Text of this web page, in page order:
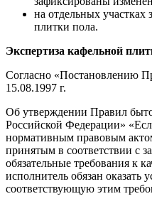
на отдельных участках
плитки пола.
Экспертиза кафельной
Согласно «Постановлению
15.08.1997 г.
Об утверждении Правил
Российской Федерации»
нормативным правовым
принятым в соответствии с
обязательные требования к
исполнитель обязан оказать
соответствующую этим